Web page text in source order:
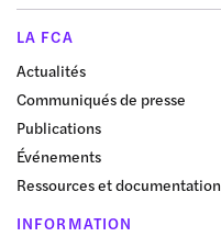
LA FCA
Actualités
Communiqués de presse
Publications
Événements
Ressources et documentation
INFORMATION